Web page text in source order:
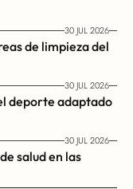
30 JUL 2026
de limpieza del
30 JUL 2026
deporte adaptado
30 JUL 2026
salud en las